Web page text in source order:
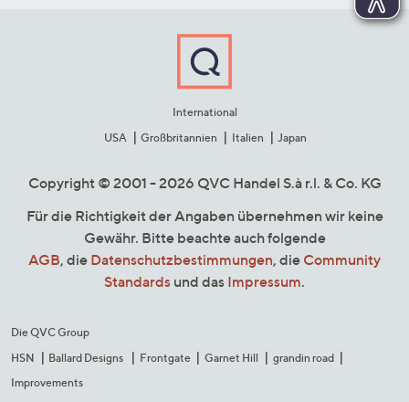
International
USA
Großbritannien Italien Japan
Copyright © 2001 - 2026 QVC Handel S.à r.l. & Co. KG
Für die Richtigkeit der Angaben übernehmen wir keine
Gewähr. Bitte beachte auch folgende
AGB, die Datenschutzbestimmungen, die Community
Standards und das Impressum.
Die QVC Group
HSN
Ballard Designs Frontgate Garnet Hill
grandin road
Improvements